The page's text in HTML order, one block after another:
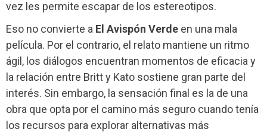
vez les permite escapar de los estereotipos.
Eso no convierte a El Avispón Verde en una mala
película. Por el contrario, el relato mantiene un ritmo
ágil, los diálogos encuentran momentos de eficacia y
la relación entre Britt y Kato sostiene gran parte del
interés. Sin embargo, la sensación final es la de una
obra que opta por el camino más seguro cuando tenía
los recursos para explorar alternativas más